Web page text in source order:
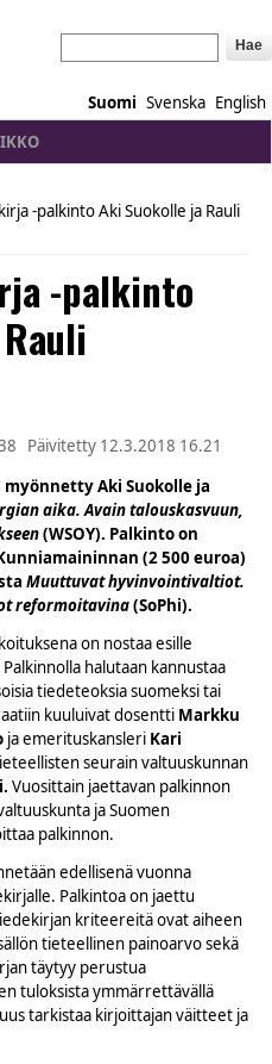
Suomi Svenska English
-palkinto Aki Suokolle ja Rauli
-palkinto
Päivitetty 12.3.2018 16.21
Aki Suokolle ja
aika. Avain talouskasvuun,
(WSOY). Palkinto on
(2 500 euroa)
Muuttuvat hyvinvointivaltiot.
reformoitavina(SoPhi).
on nostaa esille
halutaan kannustaa
tiedeteoksia suomeksi tai
kuuluivat dosentti Markku
ja emerituskansleri Kari
seurain valtuuskunnan
Vuosittain jaettavan palkinnon
ja Suomen
palkinnon.
edellisenä vuonna
Palkintoa on jaettu
kriteereitä ovat aiheen
tieteellinen painoarvo sekä
täytyy perustua
tuloksista ymmärrettävällä
tarkistaa kirjoittajan väitteet ja